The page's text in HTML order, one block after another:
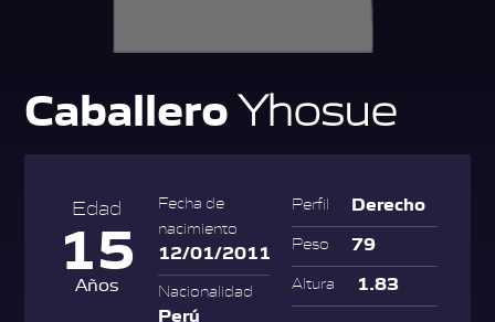
CaballeroYhosue
Edad
15
Años
Fecha de
nacimiento
12/01/2011
Nacionalidad
Perú
Perfil Derecho
Peso 79
Altura 1.83